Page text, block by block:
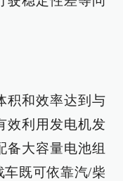
积和效率达到与
效利用发电机发
备大容量电池组
既可依靠汽/柴